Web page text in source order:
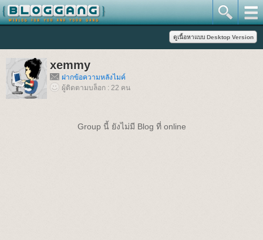
xemmy
ฝากข้อความหลังไมค์
ผู้ติดตามบล็อก : 22 คน
Group นี้ ยังไม่มี Blog ที่ online